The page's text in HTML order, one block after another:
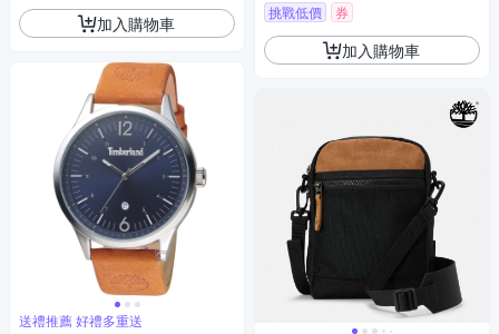
加入購物車
送禮推薦 好禮多重送
挑戰低價 券
加入購物車